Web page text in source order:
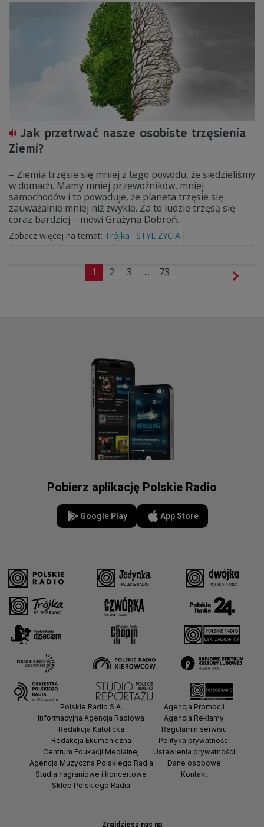
Jak przetrwać nasze osobiste trzęsienia
Ziemi?
– Ziemia trzęsie się mniej z tego powodu, że siedzieliśmy
w domach. Mamy mniej przewoźników, mniej
samochodów i to powoduje, że planeta trzęsie się
zauważalnie mniej niż zwykle. Za to ludzie trzęsą się
coraz bardziej – mówi Grażyna Dobroń.
Zobacz więcej na temat: Trójka STYL ŻYCIA
1 2 3 ... 73
Pobierz aplikację Polskie Radio
Google Play App Store
Znajdziesz nas na
Polskie Radio S.A.
Informacyjna Agencja Radiowa
Redakcja Katolicka
Redakcja Ekumeniczna
Centrum Edukacji Medialnej
Agencja Muzyczna Polskiego Radia
Studia nagraniowe i koncertowe
Sklep Polskiego Radia
Agencja Promocji
Agencja Reklamy
Regulamin serwisu
Polityka prywatności
Ustawienia prywatności
Dane osobowe
Kontakt